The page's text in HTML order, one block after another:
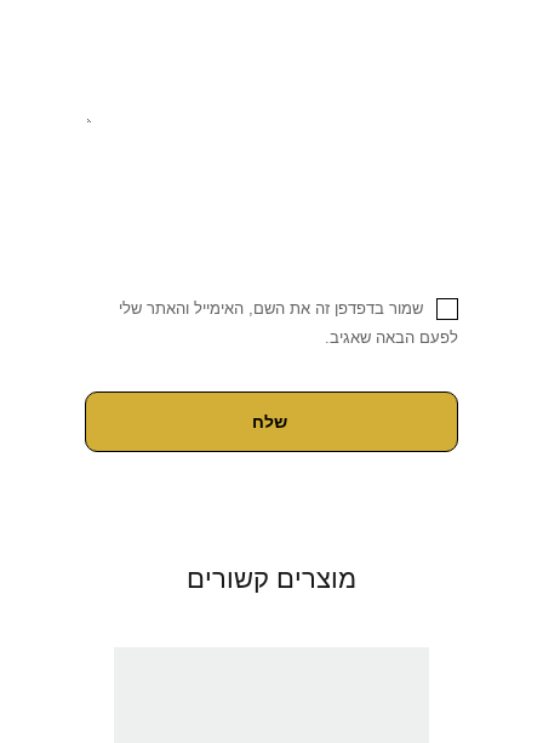
שמור בדפדפן זה את השם, האימייל והאתר שלי
לפעם הבאה שאגיב.
מוצרים קשורים